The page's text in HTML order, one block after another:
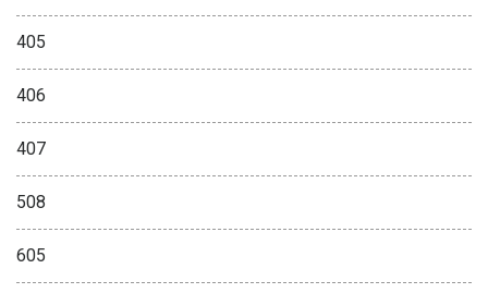
405
406
407
508
605